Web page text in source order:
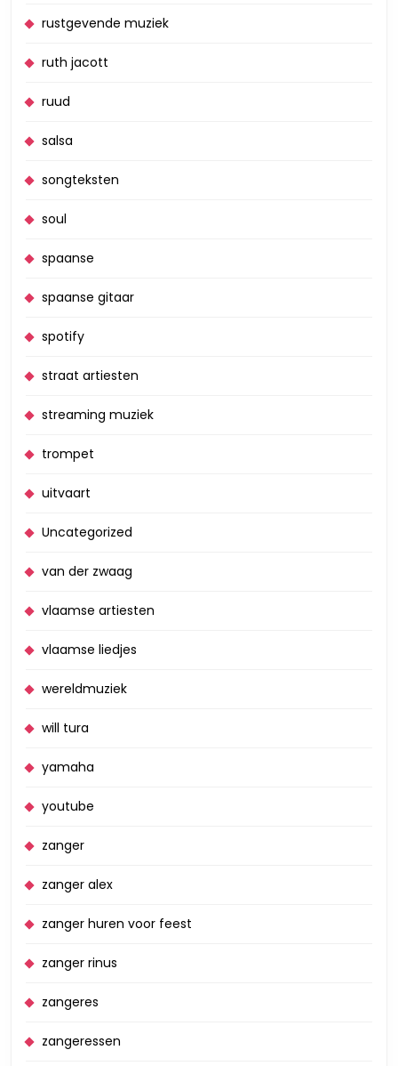
rustgevende muziek
ruth jacott
ruud
salsa
songteksten
soul
spaanse
spaanse gitaar
spotify
straat artiesten
streaming muziek
trompet
uitvaart
Uncategorized
van der zwaag
vlaamse artiesten
vlaamse liedjes
wereldmuziek
will tura
yamaha
youtube
zanger
zanger alex
zanger huren voor feest
zanger rinus
zangeres
zangeressen